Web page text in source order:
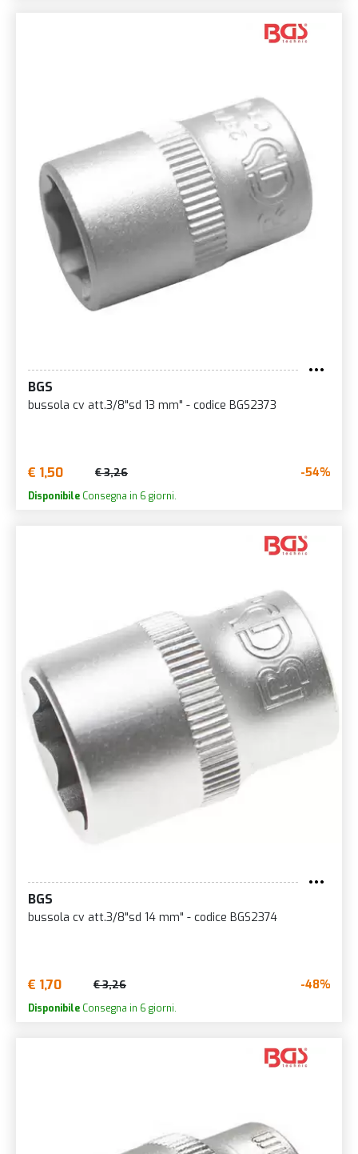
BGS
bussola cv att.3/8"sd 13 mm" - codice BGS2373
€ 1,50 € 3,26 -54%
Disponibile Consegna in 6 giorni.
BGS
bussola cv att.3/8"sd 14 mm" - codice BGS2374
€ 1,70 € 3,26 -48%
Disponibile Consegna in 6 giorni.